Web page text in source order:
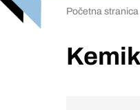
Početna stranica